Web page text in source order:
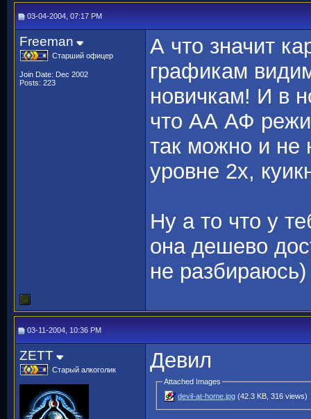
03-04-2004, 07:17 PM
Freeman
Старший офицер
Join Date: Dec 2002
Posts: 223
А что значит
графикам
новичкам! И в
что АА АФ
так можно и не
уровне 2х,
Ну а то что у
она дешево
не разбираюсь)
03-11-2004, 10:36 PM
ZETT
Старый алкоголик Девил
Attached Images
devil-at-home.jpg (42.3 KB, 316 views)